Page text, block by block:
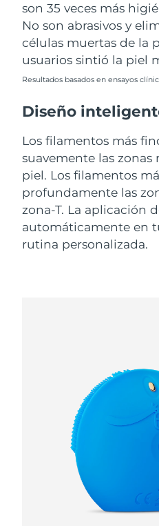
son 35 veces más
No son abrasivos y
células muertas de la
usuarios sintió la piel
Resultados basados en ensayos
Diseño
Los filamentos más
suavemente las zonas
piel. Los filamentos
profundamente las
zona-T. La aplicación
automáticamente en
rutina personalizada.